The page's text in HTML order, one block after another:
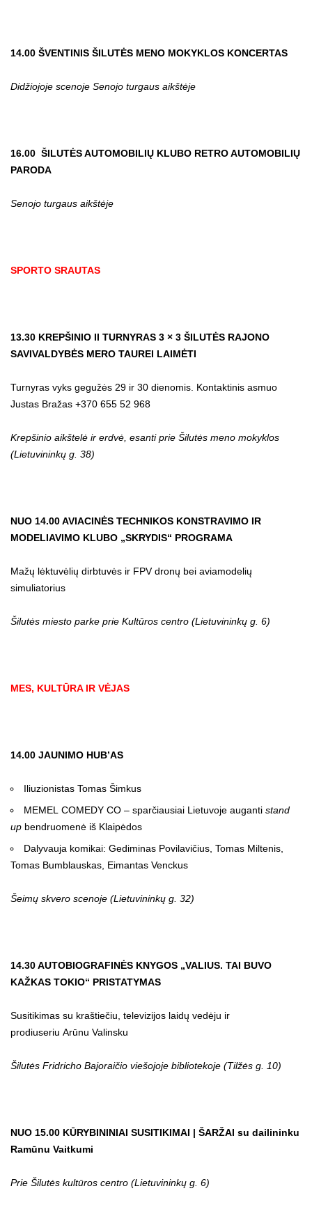
14.00 ŠVENTINIS ŠILUTĖS MENO MOKYKLOS KONCERTAS
Didžiojoje scenoje Senojo turgaus aikštėje
16.00 ŠILUTĖS AUTOMOBILIŲ KLUBO RETRO AUTOMOBILIŲ
PARODA
Senojo turgaus aikštėje
SPORTO SRAUTAS
13.30 KREPŠINIO II TURNYRAS 3 × 3 ŠILUTĖS RAJONO
SAVIVALDYBĖS MERO TAUREI LAIMĖTI
Turnyras vyks gegužės 29 ir 30 dienomis. Kontaktinis asmuo
Justas Bražas +370 655 52 968
Krepšinio aikštelė ir erdvė, esanti prie Šilutės meno mokyklos
(Lietuvininkų g. 38)
NUO 14.00 AVIACINĖS TECHNIKOS KONSTRAVIMO IR
MODELIAVIMO KLUBO „SKRYDIS“ PROGRAMA
Mažų lėktuvėlių dirbtuvės ir FPV dronų bei aviamodelių
simuliatorius
Šilutės miesto parke prie Kultūros centro (Lietuvininkų g. 6)
MES, KULTŪRA IR VĖJAS
14.00 JAUNIMO HUB’AS
Iliuzionistas Tomas Šimkus
MEMEL COMEDY CO – sparčiausiai Lietuvoje augantistand
up bendruomenė iš Klaipėdos
Dalyvauja komikai: Gediminas Povilavičius, Tomas Miltenis,
Tomas Bumblauskas, Eimantas Venckus
Šeimų skvero scenoje (Lietuvininkų g. 32)
14.30 AUTOBIOGRAFINĖS KNYGOS „VALIUS. TAI BUVO
KAŽKAS TOKIO“ PRISTATYMAS
Susitikimas su kraštiečiu, televizijos laidų vedėju ir
prodiuseriu Arūnu Valinsku
Šilutės Fridricho Bajoraičio viešojoje bibliotekoje (Tilžės g. 10)
NUO 15.00 KŪRYBININIAI SUSITIKIMAI | ŠARŽAI su dailininku
Ramūnu Vaitkumi
Prie Šilutės kultūros centro (Lietuvininkų g. 6)